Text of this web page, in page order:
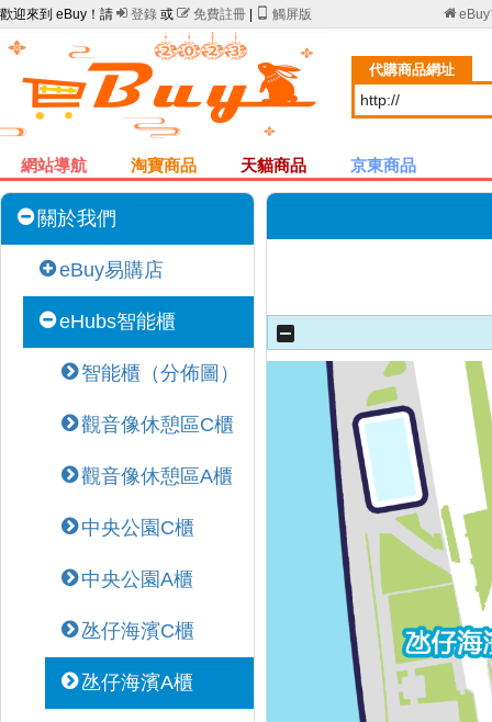
歡迎來到 eBuy！請  登錄 或  免費註冊 觸屏版 eBuy
代購商品網址
網站導航 淘寶商品 天貓商品 京東商品
關於我們
eBuy易購店
eHubs智能櫃
智能櫃（分佈圖）
觀音像休憩區C櫃
觀音像休憩區A櫃
中央公園C櫃
中央公園A櫃
氹仔海濱C櫃
氹仔海濱A櫃